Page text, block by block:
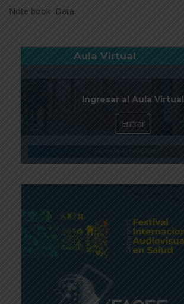
Note book Data.
Aula Virtual
Ingresar al Aula Virtual
Entrar